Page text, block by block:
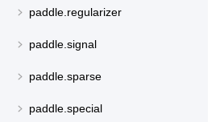
paddle.regularizer
paddle.signal
paddle.sparse
paddle.special